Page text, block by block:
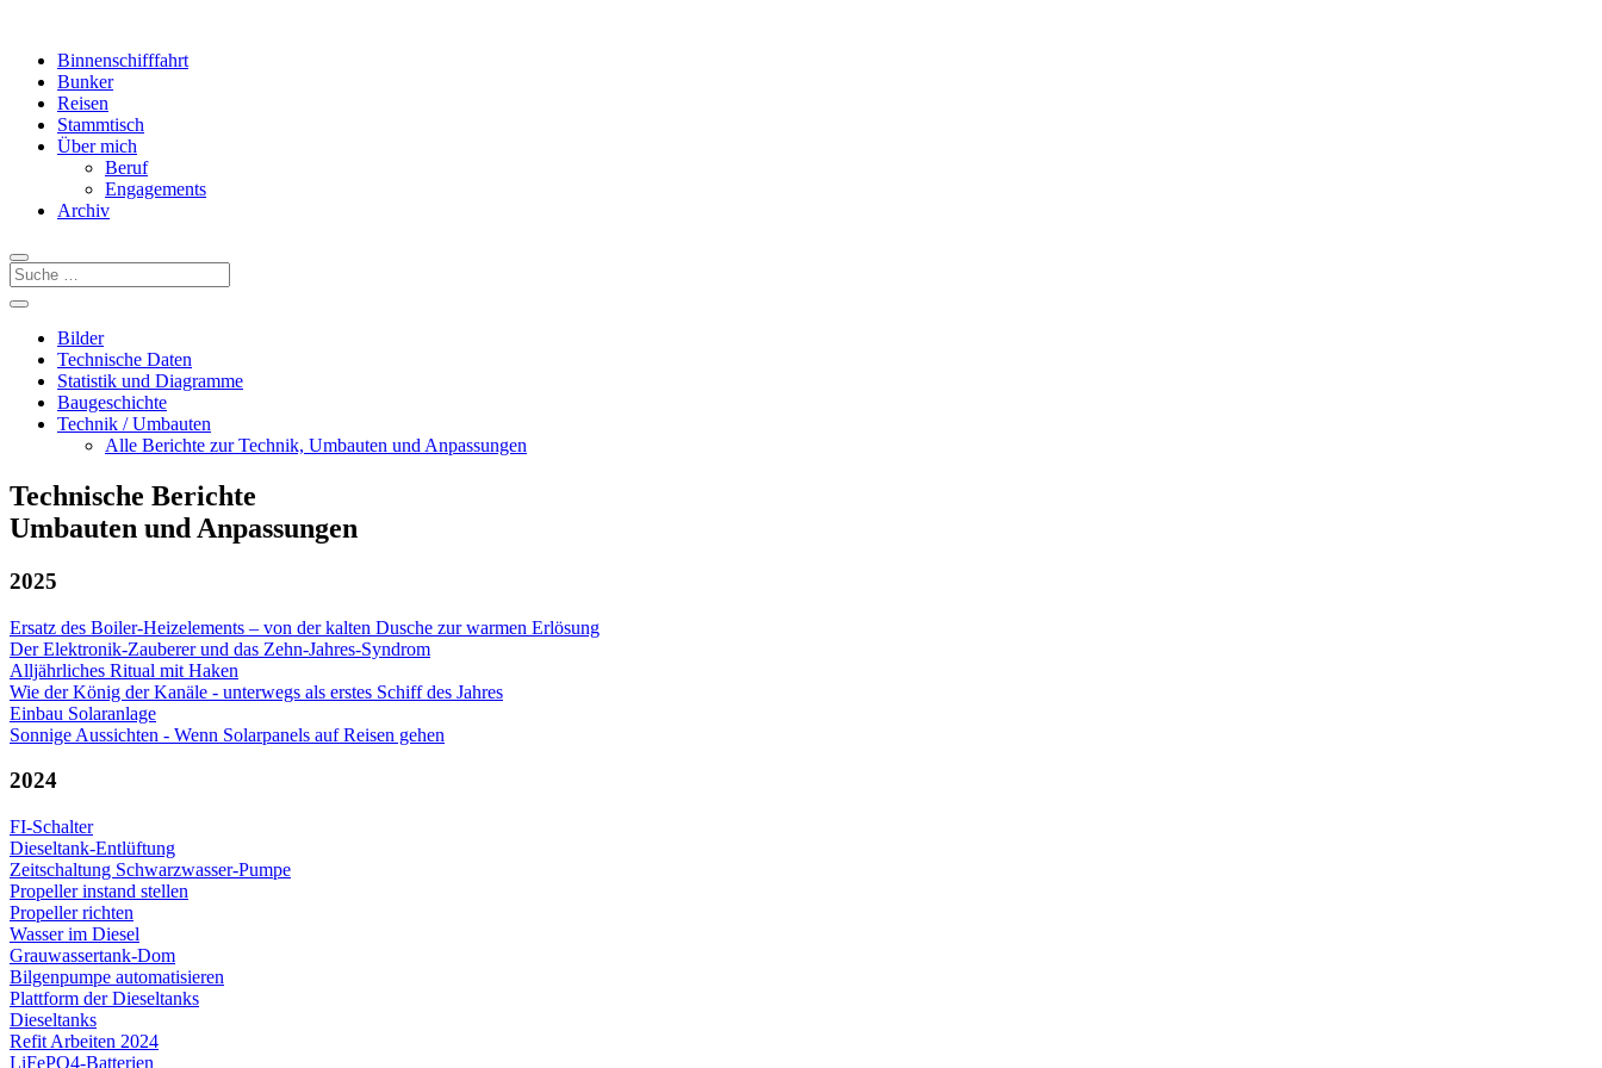
Binnenschifffahrt
Bunker
Reisen
Stammtisch
Über mich
Beruf
Engagements
Archiv
Bilder
Technische Daten
Statistik und Diagramme
Baugeschichte
Technik / Umbauten
Alle Berichte zur Technik, Umbauten und Anpassungen
Technische Berichte
Umbauten und Anpassungen
2025
Ersatz des Boiler-Heizelements – von der kalten Dusche zur warmen Erlösung
Der Elektronik-Zauberer und das Zehn-Jahres-Syndrom
Alljährliches Ritual mit Haken
Wie der König der Kanäle - unterwegs als erstes Schiff des Jahres
Einbau Solaranlage
Sonnige Aussichten - Wenn Solarpanels auf Reisen gehen
2024
FI-Schalter
Dieseltank-Entlüftung
Zeitschaltung Schwarzwasser-Pumpe
Propeller instand stellen
Propeller richten
Wasser im Diesel
Grauwassertank-Dom
Bilgenpumpe automatisieren
Plattform der Dieseltanks
Dieseltanks
Refit Arbeiten 2024
LiFePO4-Batterien